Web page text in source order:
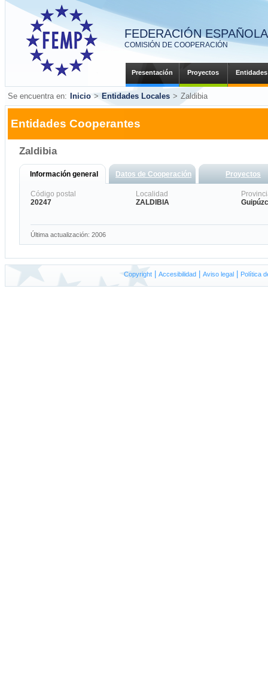
FEDERACIÓN
COMISIÓN DE COOPERACIÓN
Presentación Proyectos Entidades
Se encuentra en: Inicio > Entidades Locales > Zaldibia
Entidades Cooperantes
Zaldibia
Información general Datos de Cooperación Proyectos
Código postal
20247
Localidad
ZALDIBIA
Última actualización: 2006
Copyright| Accesibilidad| Aviso legal| Política